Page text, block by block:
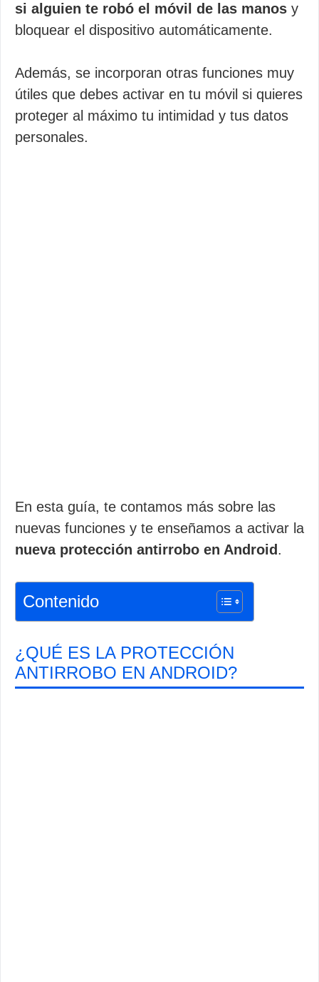
si alguien te robó el móvil de las manos y
bloquear el dispositivo automáticamente.
Además, se incorporan otras funciones muy
útiles que debes activar en tu móvil si quieres
proteger al máximo tu intimidad y tus datos
personales.
En esta guía, te contamos más sobre las
nuevas funciones y te enseñamos a activar la
nueva protección antirrobo en Android .
Contenido
¿QUÉ ES LA PROTECCIÓN
ANTIRROBO EN ANDROID?